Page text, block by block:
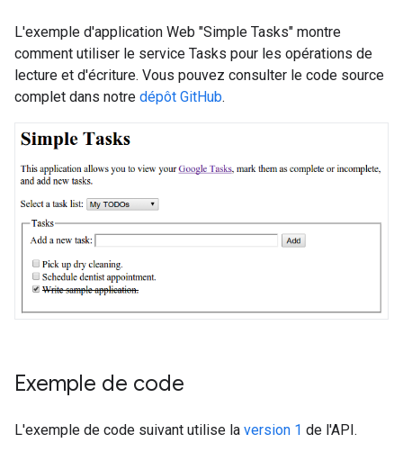
L'exemple d'application Web "Simple Tasks" montre
comment utiliser le service Tasks pour les opérations de
lecture et d'écriture. Vous pouvez consulter le code source
complet dans notre dépôt GitHub.
Exemple de code
L'exemple de code suivant utilise la version 1 de l'API.